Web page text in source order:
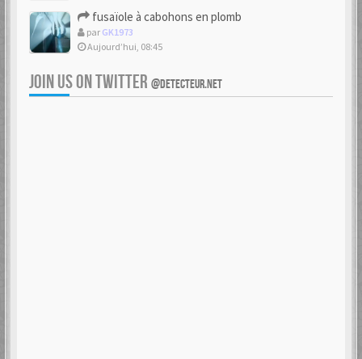
fusaïole à cabohons en plomb
par GK1973
Aujourd’hui, 08:45
JOIN US ON TWITTER @DETECTEUR.NET